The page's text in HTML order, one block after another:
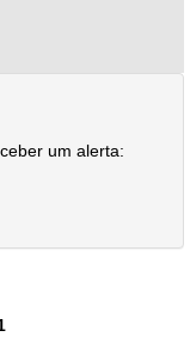
um alerta: